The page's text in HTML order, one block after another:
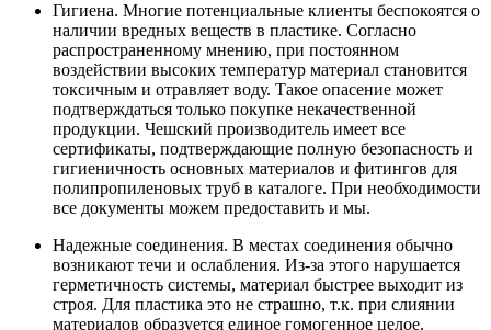
Гигиена. Многие потенциальные клиенты беспокоятся о
наличии вредных веществ в пластике. Согласно
распространенному мнению, при постоянном
воздействии высоких температур материал становится
токсичным и отравляет воду. Такое опасение может
подтверждаться только покупке некачественной
продукции. Чешский производитель имеет все
сертификаты, подтверждающие полную безопасность и
гигиеничность основных материалов и фитингов для
полипропиленовых труб в каталоге. При необходимости
все документы можем предоставить и мы.
Надежные соединения. В местах соединения обычно
возникают течи и ослабления. Из-за этого нарушается
герметичность системы, материал быстрее выходит из
строя. Для пластика это не страшно, т.к. при слиянии
материалов образуется единое гомогенное целое.